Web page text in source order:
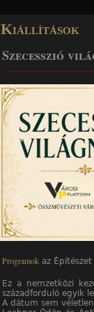
Kiállítások
Szecesszió
Programokaz Építészet
Ez a nemzetközi
századforduló egyik
A dátum sem